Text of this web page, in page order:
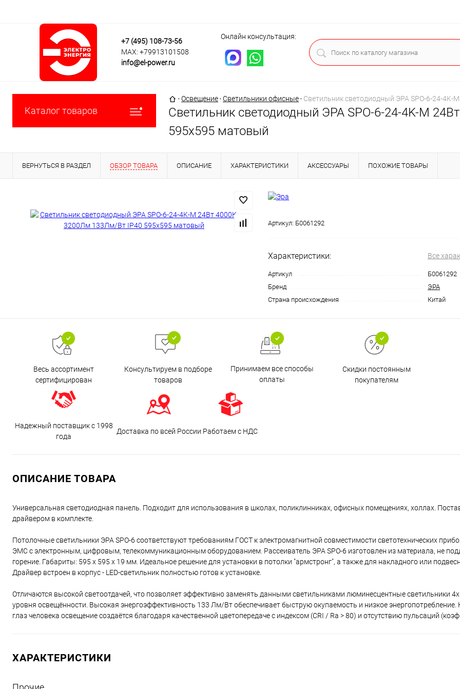
+7 (495) 108-73-56
MAX: +79913101508
info@el-power.ru
Онлайн консультация:
Каталог товаров
Главная страница
•Освещение•Светильники офисные• Светильник светодиодный ЭРА SPO-6-24-
Светильник светодиодный ЭРА SPO-6-24-4K-M
595x595 матовый
ВЕРНУТЬСЯ В РАЗДЕЛ ОБЗОР ТОВАРА ОПИСАНИЕ ХАРАКТЕРИСТИКИ АКСЕССУАРЫ ПОХОЖИЕ ТОВАРЫ
Артикул: Б0061292
Характеристики: Все
Артикул
Б0061292
Бренд
ЭРА
Страна происхождения
Китай
Весь ассортимент
сертифицирован
Консультируем в подборе
товаров
Принимаем все способы
оплаты
Скидки постоянным
покупателям
Надежный поставщик с 1998
года
Доставка по всей России Работаем с НДС
ОПИСАНИЕ ТОВАРА
Универсальная светодиодная панель. Подходит для использования в школах, поликлинниках, офисных помещениях, холлах.
драйвером в комплекте.
Потолочные светильники ЭРА SPO-6 соответствуют требованиям ГОСТ к электромагнитной совместимости светотехнических
ЭМС с электронным, цифровым, телекоммуникационным оборудованием. Рассеиватель ЭРА SPO-6 изготовлен из материала, не
горение. Габариты: 595 х 595 х 19 мм. Идеальное решение для установки в потолки "армстронг", а также для накладного или
Драйвер встроен в корпус - LED-светильник полностью готов к установке.
Отличаются высокой светоотдачей, что позволяет эффективно заменять данными светильниками люминесцентные светильники
уровня освещённости. Высокая энергоэффективность 133 Лм/Вт обеспечивает быструю окупаемость и низкое
глаз человека освещение создаётся благодаря качественной цветопередаче с индексом (CRI / Ra > 80) и отсутствию пульсаций
ХАРАКТЕРИСТИКИ